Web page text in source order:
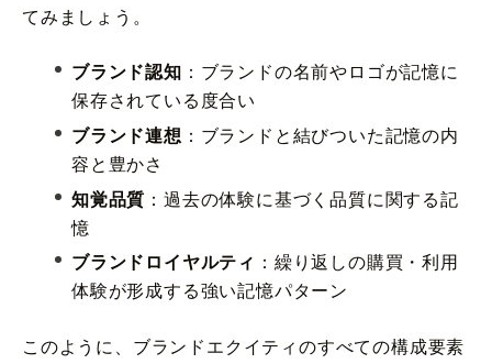
てみましょう。
ブランド認知 ：ブランドの名前やロゴが記憶に
保存されている度合い
ブランド連想 ：ブランドと結びついた記憶の内
容と豊かさ
知覚品質 ：過去の体験に基づく品質に関する記
憶
ブランドロイヤルティ ：繰り返しの購買・利用
体験が形成する強い記憶パターン
このように、ブランドエクイティのすべての構成要素